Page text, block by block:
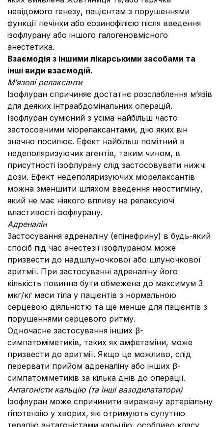
невідомого генезу, пацієнтам з порушеннями
функції печінки або еозинофілією після введення
ізофлурану або іншого галогеновмісного
анестетика.
Взаємодія з іншими лікарськими засобами та
інші види взаємодій.
М’язові релаксанти
Ізофлуран спричиняє достатнє розслаблення м’язів
для деяких інтраабдомінальних операцій.
Ізофлуран сумісний з усіма найбільш часто
застосовними міорелаксантами, дію яких він
значно посилює. Ефект найбільш помітний в
недеполяризуючих агентів, таким чином, в
присутності ізофлурану слід застосовувати нижчі
дози. Ефект недеполяризуючих міорелаксантів
можна зменшити шляхом введення неостигміну,
який не має ніякого впливу на релаксуючі
властивості ізофлурану.
Адреналін
Застосування адреналіну (епінефрину) в будь-який
спосіб під час анестезії ізофлураном може
призвести до надшлуночкової або шлуночкової
аритмії. При застосуванні адреналіну його
кількість повинна бути обмежена до максимум 3
мкг/кг маси тіла у пацієнтів з нормальною
серцевою діяльністю та ще менше для пацієнтів з
порушеннями серцевого ритму.
Одночасне застосування інших β-
симпатоміметиків, таких як амфетаміни, може
призвести до аритмії. Якщо це можливо, слід
перервати прийом адреналіну або інших β-
симпатоміметиків за кілька днів до операції.
Антагоністи кальцію (та інші вазодилататори)
Ізофлуран може спричинити виражену артеріальну
гіпотензію у хворих, які отримують супутню
терапію антагоністами кальцію, особливо класу